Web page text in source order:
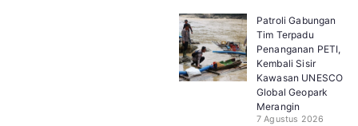
Patroli Gabungan
Tim Terpadu
Penanganan PETI,
Kembali Sisir
Kawasan UNESCO
Global Geopark
Merangin
7 Agustus 2026